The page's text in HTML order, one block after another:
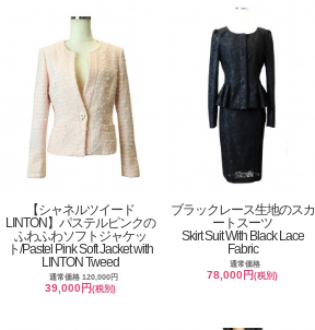
【シャネルツイード
LINTON】パステルピンクの
ふわふわソフトジャケッ
ト/Pastel Pink Soft Jacket with
LINTON Tweed
通常価格 120,000円
39,000円(税別)
ブラックレース生地のスカ
ートスーツ
Skirt Suit With Black Lace
Fabric
通常価格
78,000円(税別)